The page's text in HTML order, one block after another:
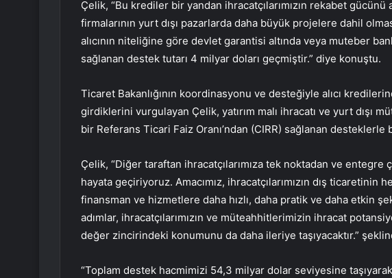
Çelik, “Bu krediler bir yandan ihracatçılarımızın rekabet
firmalarının yurt dışı pazarlarda daha büyük projelere dahil
alıcının niteliğine göre devlet garantisi altında veya muteber
sağlanan destek tutarı 4 milyar doları geçmiştir.” diye konuştu.
Ticaret Bakanlığının koordinasyonu ve desteğiyle alıcı
girdiklerini vurgulayan Çelik, yatırım malı ihracatı ve yurt dışı
bir Referans Ticari Faiz Oranı’ndan (CIRR) sağlanan
Çelik, “Diğer taraftan ihracatçılarımıza tek noktadan ve entegre
hayata geçiriyoruz. Amacımız, ihracatçılarımızın dış ticaretinin
finansman ve hizmetlere daha hızlı, daha pratik ve daha etkin
adımlar, ihracatçılarımızın ve müteahhitlerimizin ihracat
değer zincirindeki konumunu da daha ileriye taşıyacaktır.”
“Toplam destek hacmimizi 54,3 milyar dolar seviyesine